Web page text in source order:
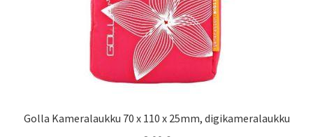
Golla Kameralaukku 70 x 110 x 25mm, digikameralaukku